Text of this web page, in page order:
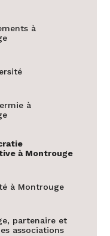
à
à
à Montrouge
à Montrouge
partenaire et
associations